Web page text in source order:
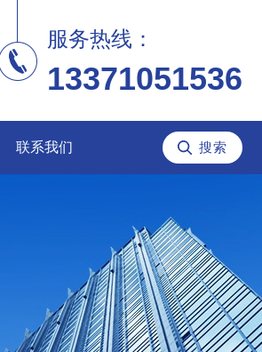
服务热线：
13371051536
联系我们